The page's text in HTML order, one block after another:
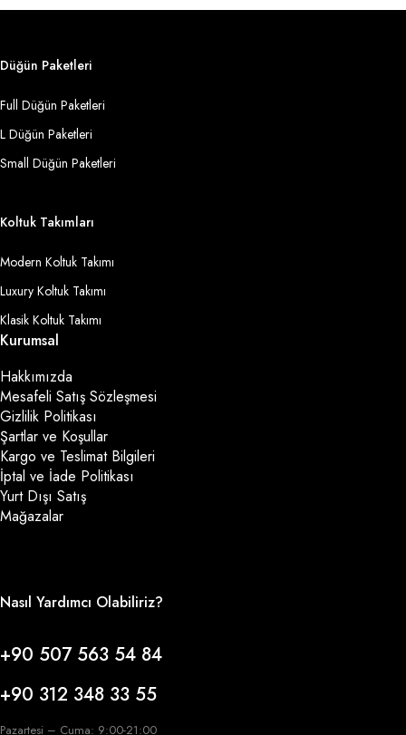
Düğün Paketleri
Full Düğün Paketleri
L Düğün Paketleri
Small Düğün Paketleri
Koltuk Takımları
Modern Koltuk Takımı
Luxury Koltuk Takımı
Klasik Koltuk Takımı
Kurumsal
Hakkımızda
Mesafeli Satış Sözleşmesi
Gizlilik Politikası
Şartlar ve Koşullar
Kargo ve Teslimat Bilgileri
İptal ve İade Politikası
Yurt Dışı Satış
Mağazalar
Nasıl Yardımcı Olabiliriz?
+90 507 563 54 84
+90 312 348 33 55
Pazartesi – Cuma: 9:00-21:00